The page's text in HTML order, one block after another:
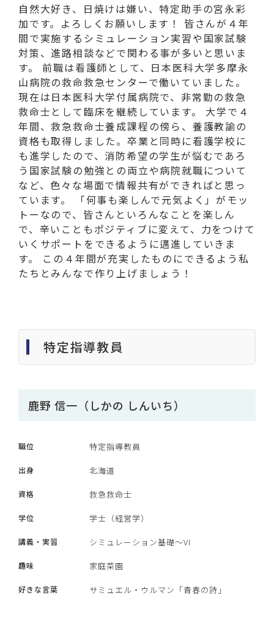
自然大好き、日焼けは嫌い、特定助手の宮永彩
加です。よろしくお願いします！ 皆さんが４年
間で実施するシミュレーション実習や国家試験
対策、進路相談などで関わる事が多いと思いま
す。 前職は看護師として、日本医科大学多摩永
山病院の救命救急センターで働いていました。
現在は日本医科大学付属病院で、非常勤の救急
救命士として臨床を継続しています。 大学で４
年間、救急救命士養成課程の傍ら、養護教諭の
資格も取得しました。卒業と同時に看護学校に
も進学したので、消防希望の学生が悩むであろ
う国家試験の勉強との両立や病院就職について
など、色々な場面で情報共有ができればと思っ
ています。 「何事も楽しんで元気よく」がモッ
トーなので、皆さんといろんなことを楽しん
で、辛いこともポジティブに変えて、力をつけて
いくサポートをできるように邁進していきま
す。 この４年間が充実したものにできるよう私
たちとみんなで作り上げましょう！
特定指導教員
鹿野 信一（しかの しんいち）
職位 特定指導教員
出身 北海道
資格 救急救命士
学位 学士（経営学）
講義・実習 シミュレーション基礎～VI
趣味 家庭菜園
好きな言葉 サミュエル・ウルマン「青春の詩」